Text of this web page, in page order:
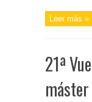
Leer más »
21ª